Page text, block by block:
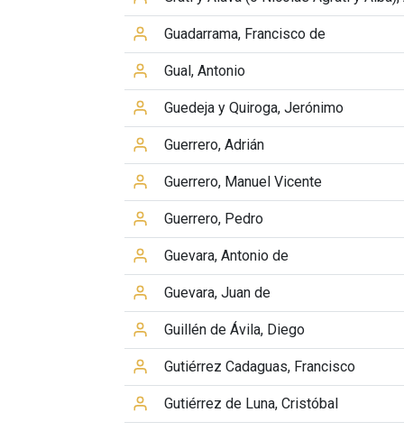
Guadarrama, Francisco de
Gual, Antonio
Guedeja y Quiroga, Jerónimo
Guerrero, Adrián
Guerrero, Manuel Vicente
Guerrero, Pedro
Guevara, Antonio de
Guevara, Juan de
Guillén de Ávila, Diego
Gutiérrez Cadaguas, Francisco
Gutiérrez de Luna, Cristóbal